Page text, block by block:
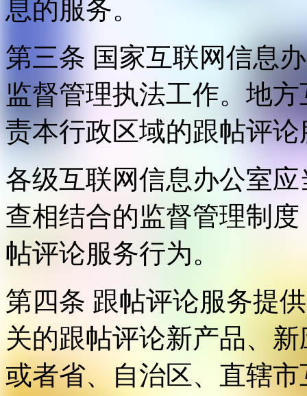
息的服务。
第三条 国家互联网信息
监督管理执法工作。地
责本行政区域的跟帖评
各级互联网信息办公室
查相结合的监督管理制
帖评论服务行为。
第四条 跟帖评论服务提
关的跟帖评论新产品、
或者省、自治区、直辖